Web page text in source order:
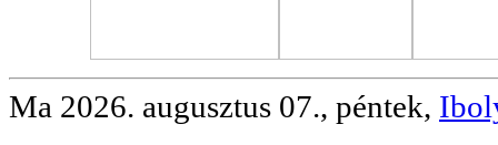
Ma 2026. augusztus 07., péntek,